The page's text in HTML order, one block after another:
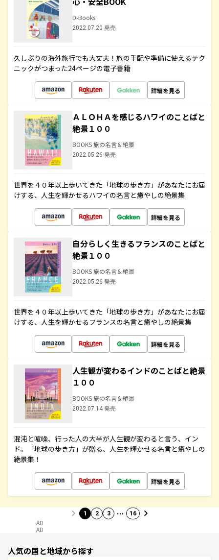
D-Books
2022.07.20 発売
久しぶりの海外旅行でも大丈夫！旅の手配や準備に使えるテク
ニックがつまった24ページの電子書籍
詳細を見る
ＡＬＯＨＡを感じるハワイのことばと
絶景１００
BOOKS 旅の名言＆絶景
2022.05.26 発売
世界を４０年以上歩いてきた「地球の歩き方」があなたにお届
けする、人生を輝かせるハワイの名言と癒やしの絶景集
詳細を見る
自分らしく生きるフランスのことばと
絶景１００
BOOKS 旅の名言＆絶景
2022.05.26 発売
世界を４０年以上歩いてきた「地球の歩き方」があなたにお届
けする、人生を輝かせるフランスの名言と癒やしの絶景集
詳細を見る
人生観が変わるインドのことばと絶景
１００
BOOKS 旅の名言＆絶景
2022.07.14 発売
混沌と喧噪、行った人の大半が人生観が変わると言う、イン
ド。「地球の歩き方」が贈る、人生を輝かせる名言と癒やしの
絶景集！
詳細を見る
1 2 3 … 16
AD
AD
人気の国と地域から探す